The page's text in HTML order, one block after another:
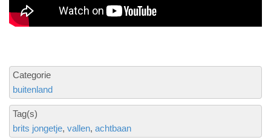
Categorie
buitenland
Tag(s)
brits jongetje vallen achtbaan